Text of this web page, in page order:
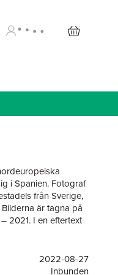
i Spanien. Fotograf
från Sverige,
är tagna på
2021. I en eftertext
om det
två års fältarbete
2022-08-27
Inbunden